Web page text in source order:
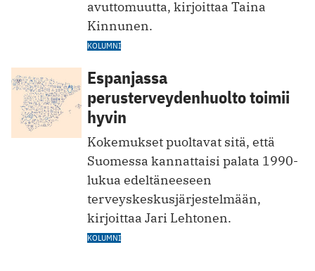
avuttomuutta, kirjoittaa Taina
Kinnunen.
KOLUMNI
Espanjassa
perusterveydenhuolto toimii
hyvin
Kokemukset puoltavat sitä, että
Suomessa kannattaisi palata 1990-
lukua edeltäneeseen
terveyskeskusjärjestelmään,
kirjoittaa Jari Lehtonen.
KOLUMNI